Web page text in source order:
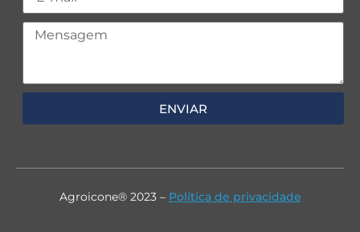
ENVIAR
Agroicone® 2023 – Política de privacidade